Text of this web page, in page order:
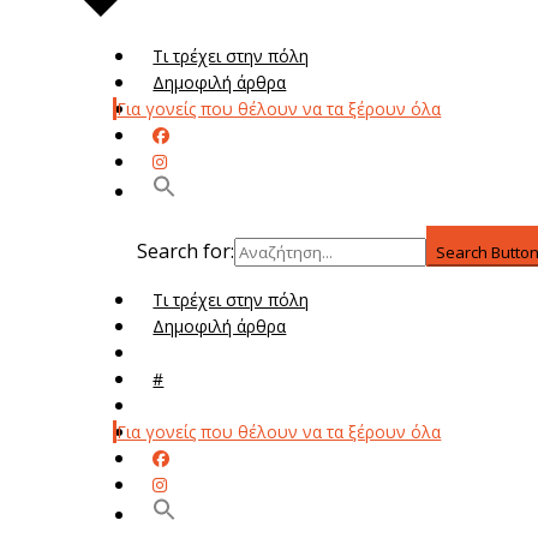
Τι τρέχει στην πόλη
Δημοφιλή άρθρα
Για γονείς που θέλουν να τα ξέρουν όλα
Search for: Search
Τι τρέχει στην πόλη
Δημοφιλή άρθρα
#
Για γονείς που θέλουν να τα ξέρουν όλα